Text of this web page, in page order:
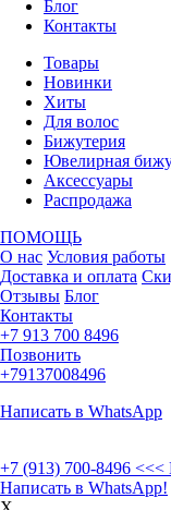
Блог
Контакты
Товары
Новинки
Хиты
Для волос
Бижутерия
Ювелирная
Аксессуары
Распродажа
ПОМОЩЬ
О нас Условия работы
Доставка и оплата
Отзывы Блог
Контакты
+7 913 700 8496
Позвонить
+79137008496
Написать в WhatsApp
+7 (913) 700-8496 <<<
Написать в WhatsApp!